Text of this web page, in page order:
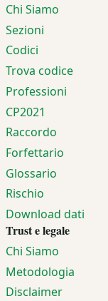
Chi Siamo
Sezioni
Codici
Trova codice
Professioni
CP2021
Raccordo
Forfettario
Glossario
Rischio
Download dati
Trust e legale
Chi Siamo
Metodologia
Disclaimer